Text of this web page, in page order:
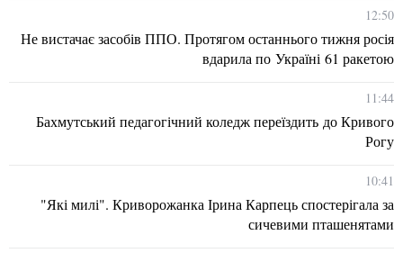
12:50
Не вистачає засобів ППО. Протягом останнього тижня росія
вдарила по Україні 61 ракетою
11:44
Бахмутський педагогічний коледж переїздить до Кривого
Рогу
10:41
"Які милі". Криворожанка Ірина Карпець спостерігала за
сичевими пташенятами